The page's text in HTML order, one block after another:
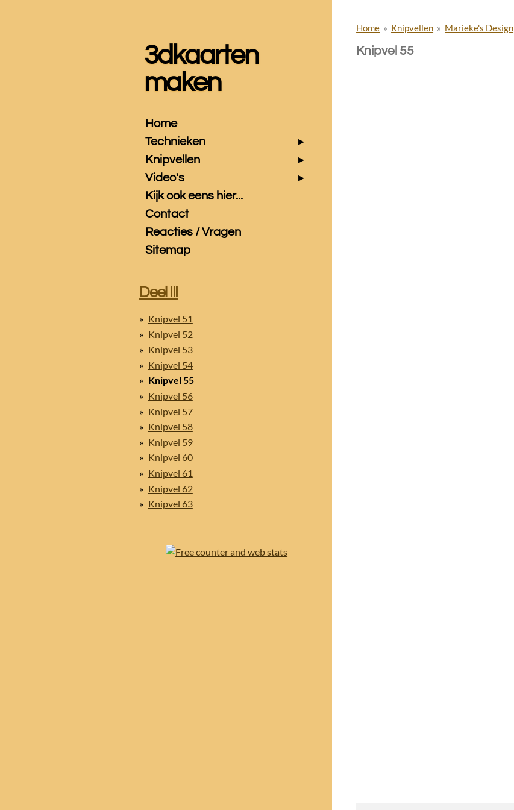
Home » Knipvellen » Marieke's Design
Knipvel 55
3dkaarten
maken
Home
Technieken
Knipvellen
Video's
Kijk ook eens hier...
Contact
Reacties / Vragen
Sitemap
Deel III
Knipvel 51
Knipvel 52
Knipvel 53
Knipvel 54
Knipvel 55
Knipvel 56
Knipvel 57
Knipvel 58
Knipvel 59
Knipvel 60
Knipvel 61
Knipvel 62
Knipvel 63